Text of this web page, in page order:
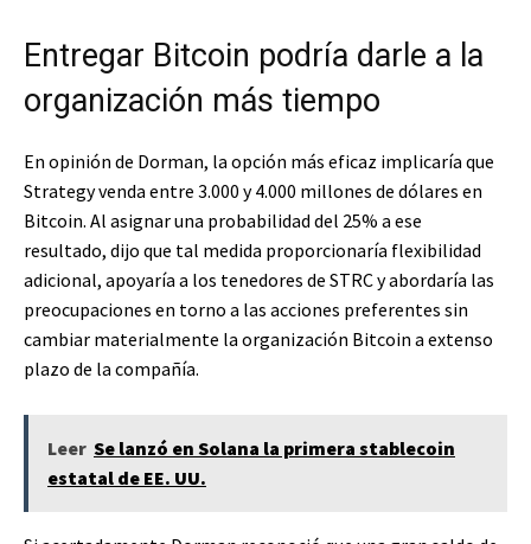
Entregar Bitcoin podría darle a la
organización más tiempo
En opinión de Dorman, la opción más eficaz implicaría que
Strategy venda entre 3.000 y 4.000 millones de dólares en
Bitcoin. Al asignar una probabilidad del 25% a ese
resultado, dijo que tal medida proporcionaría flexibilidad
adicional, apoyaría a los tenedores de STRC y abordaría las
preocupaciones en torno a las acciones preferentes sin
cambiar materialmente la organización Bitcoin a extenso
plazo de la compañía.
Leer Se lanzó en Solana la primera stablecoin
estatal de EE. UU.